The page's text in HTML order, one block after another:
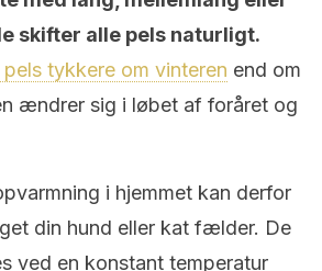
skifter alle pels naturligt.
tykkere om vinteren end om
ændrer sig i løbet af foråret og
i hjemmet kan derfor
din hund eller kat fælder. De
ved en konstant temperatur